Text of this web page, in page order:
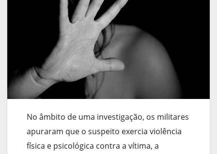
No âmbito de uma investigação, os militares
apuraram que o suspeito exercia violência
física e psicológica contra a vítima, a